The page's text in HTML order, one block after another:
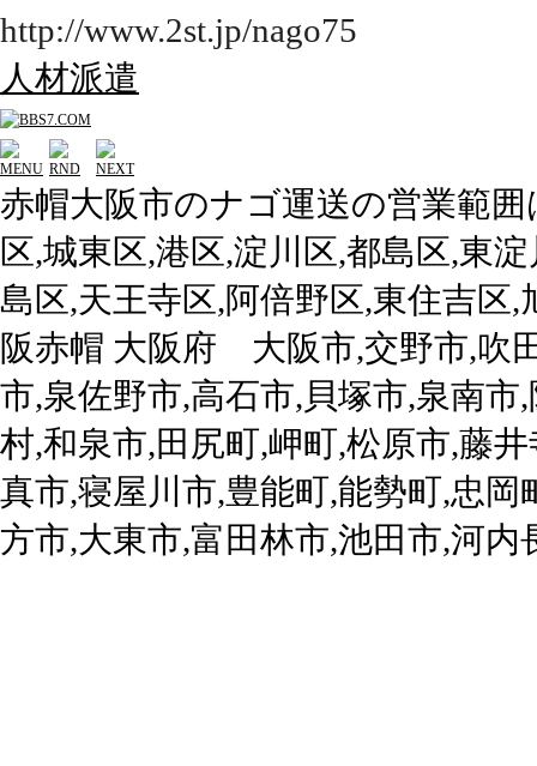
http://www.2st.jp/nago75
人材派遣
赤帽大阪市のナゴ運送の営業範
区,城東区,港区,淀川区,都島区,東
島区,天王寺区,阿倍野区,東住吉区
阪赤帽 大阪府 大阪市,交野市,吹
市,泉佐野市,高石市,貝塚市,泉南
村,和泉市,田尻町,岬町,松原市,藤
真市,寝屋川市,豊能町,能勢町,忠
方市,大東市,富田林市,池田市,河